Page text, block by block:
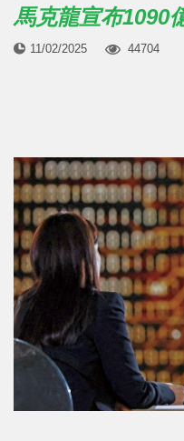
馬克龍宣布1090
11/02/2025 44704